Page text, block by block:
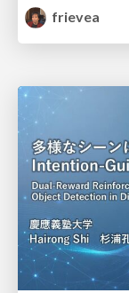
frievea